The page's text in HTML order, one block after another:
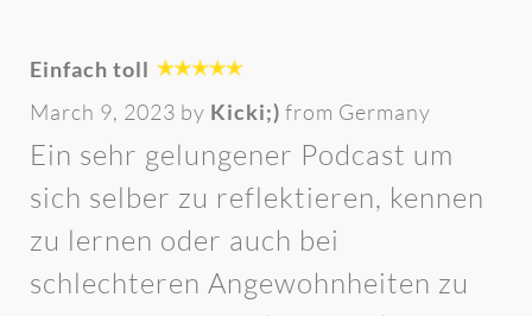
Einfach toll
March 9, 2023 by Kicki;) from Germany
Ein sehr gelungener Podcast um
sich selber zu reflektieren, kennen
zu lernen oder auch bei
schlechteren Angewohnheiten zu